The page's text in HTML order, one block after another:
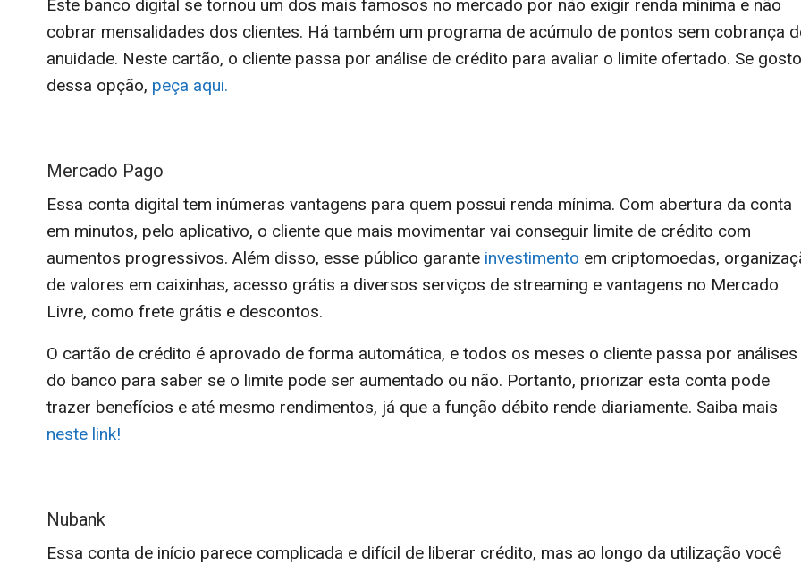
Este banco digital se tornou um dos mais famosos no mercado por não exigir renda mínima e não
cobrar mensalidades dos clientes. Há também um programa de acúmulo de pontos sem cobrança
anuidade. Neste cartão, o cliente passa por análise de crédito para avaliar o limite ofertado. Se
dessa opção, peça aqui.
Mercado Pago
Essa conta digital tem inúmeras vantagens para quem possui renda mínima. Com abertura da conta
em minutos, pelo aplicativo, o cliente que mais movimentar vai conseguir limite de crédito com
aumentos progressivos. Além disso, esse público garante investimento em criptomoedas,
de valores em caixinhas, acesso grátis a diversos serviços de streaming e vantagens no Mercado
Livre, como frete grátis e descontos.
O cartão de crédito é aprovado de forma automática, e todos os meses o cliente passa por análises
do banco para saber se o limite pode ser aumentado ou não. Portanto, priorizar esta conta pode
trazer benefícios e até mesmo rendimentos, já que a função débito rende diariamente. Saiba mais
neste link!
Nubank
Essa conta de início parece complicada e difícil de liberar crédito, mas ao longo da utilização você